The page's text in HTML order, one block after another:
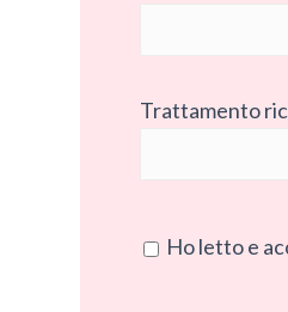
Trattamento
Ho letto e